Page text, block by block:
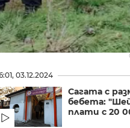
03.12.2024
Сагата с
бебета:
плати с 20